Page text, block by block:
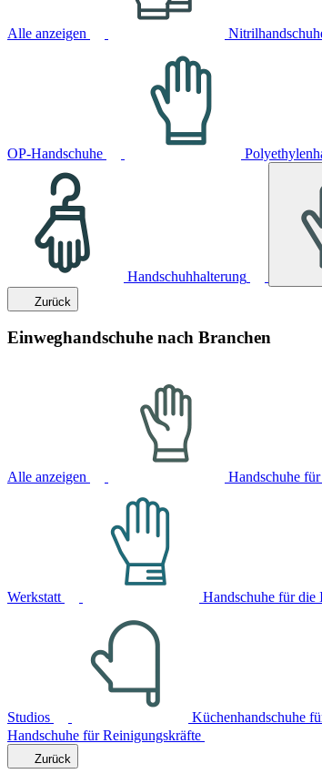
Alle anzeigen
OP-Handschuhe
Handschuhhalterung
Zurück
Einweghandschuhe nach Branchen
Alle anzeigen Handschuhe
Werkstatt Handschuhe für die
Studios Küchenhandschuhe
Handschuhe für Reinigungskräfte
Zurück